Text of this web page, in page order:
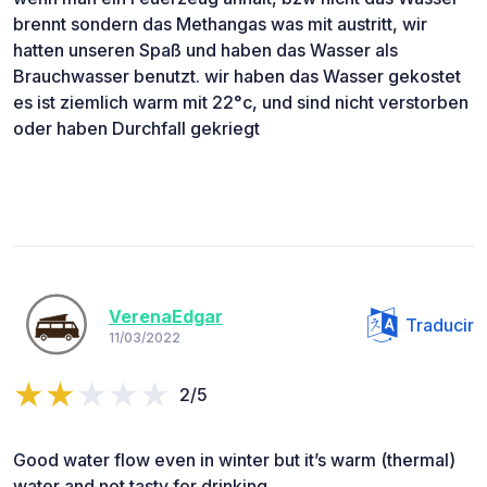
brennt sondern das Methangas was mit austritt, wir
hatten unseren Spaß und haben das Wasser als
Brauchwasser benutzt. wir haben das Wasser gekostet
es ist ziemlich warm mit 22°c, und sind nicht verstorben
oder haben Durchfall gekriegt
VerenaEdgar
11/03/2022
Traducir
2/5
Good water flow even in winter but it’s warm (thermal)